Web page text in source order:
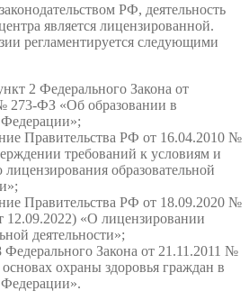
РФ, деятельность
является лицензированной.
регламентируется следующими
2 Федерального Закона от
273-ФЗ «Об образовании в
Правительства РФ от 16.04.2010 №
требований к условиям и
образовательной
Правительства РФ от 18.09.2020 №
12.09.2022) «О лицензировании
деятельности»;
Федерального Закона от 21.11.2011 №
охраны здоровья граждан в